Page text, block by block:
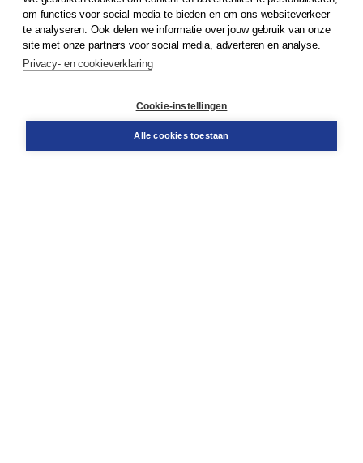
Klantenservice
Service & informatie
Contact
om functies voor social media te bieden en om ons websiteverkeer
te analyseren. Ook delen we informatie over jouw gebruik van onze
site met onze partners voor social media, adverteren en analyse.
Privacy- en cookieverklaring
Cookie-instellingen
Alle cookies toestaan